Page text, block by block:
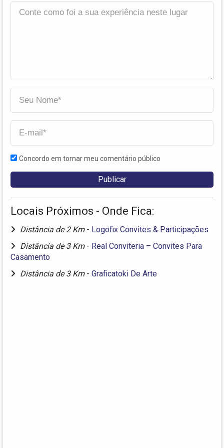
Concordo em tornar meu comentário público
Locais Próximos - Onde Fica:
Distância de 2 Km - Logofix Convites & Participações
Distância de 3 Km - Real Conviteria – Convites Para
Casamento
Distância de 3 Km - Graficatoki De Arte